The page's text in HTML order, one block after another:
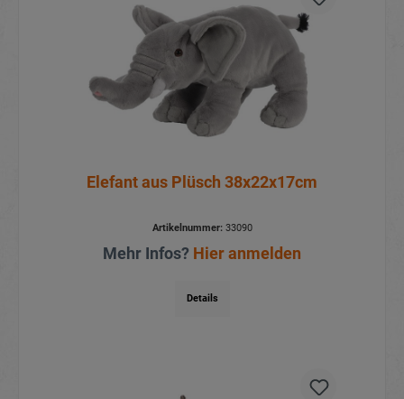
Elefant aus Plüsch 38x22x17cm
Artikelnummer:33090
Mehr Infos? Hier anmelden
Details